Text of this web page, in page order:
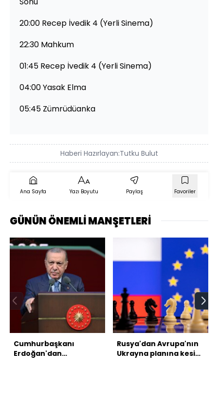
20:00 Recep İvedik 4 (Yerli Sinema)
22:30 Mahkum
01:45 Recep İvedik 4 (Yerli Sinema)
04:00 Yasak Elma
05:45 Zümrüdüanka
Haberi Hazırlayan:Tutku Bulut
Ana Sayfa Yazı Boyutu Paylaş Favoriler
GÜNÜN ÖNEMLİ MANŞETLERİ
Cumhurbaşkanı
Erdoğan'dan
Rusya'dan Avrupa'nın
Ukrayna planına kesin